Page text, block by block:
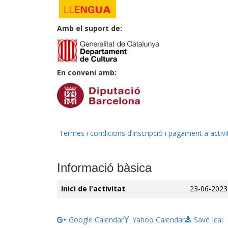
Amb el suport de:
En conveni amb:
Termes i condicions d’inscripció i pagament a
Informació bàsica
Inici de l'activitat 23-06-2023
Google Calendar Yahoo Calendar Save Ical